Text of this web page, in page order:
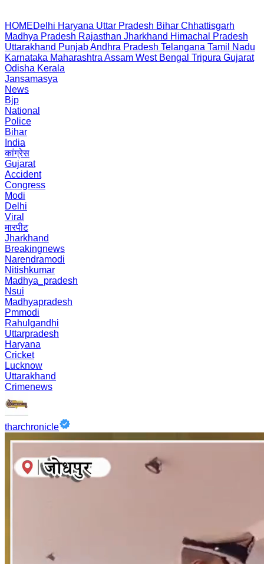
HOMEDelhi Haryana Uttar Pradesh Bihar Chhattisgarh
Madhya Pradesh Rajasthan Jharkhand Himachal Pradesh
Uttarakhand PunjabAndhra Pradesh Telangana Tamil Nadu
Karnataka Maharashtra Assam West Bengal Tripura Gujarat
Odisha Kerala
Jansamasya
News
Bjp
National
Police
Bihar
India
कांग्रेस
Gujarat
Accident
Congress
Modi
Delhi
Viral
मारपीट
Jharkhand
Breakingnews
Narendramodi
Nitishkumar
Madhya_pradesh
Nsui
Madhyapradesh
Pmmodi
Rahulgandhi
Uttarpradesh
Haryana
Cricket
Lucknow
Uttarakhand
Crimenews
tharchronicle